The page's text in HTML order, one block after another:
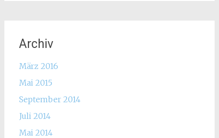
Archiv
März 2016
Mai 2015
September 2014
Juli 2014
Mai 2014